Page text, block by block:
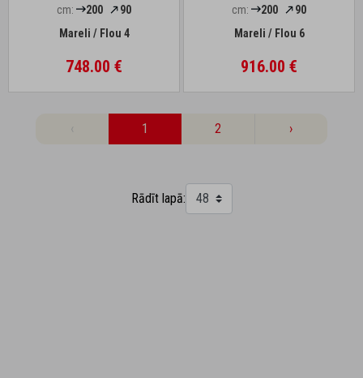
cm: 200
90
Mareli / Flou 4
748.00 €
cm: 200
90
Mareli / Flou 6
916.00 €
‹ 1 2 ›
Rādīt lapā: